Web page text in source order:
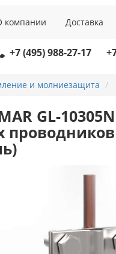
компании Доставка
+7 (495) 988-27-17
и молниезащита
GL-